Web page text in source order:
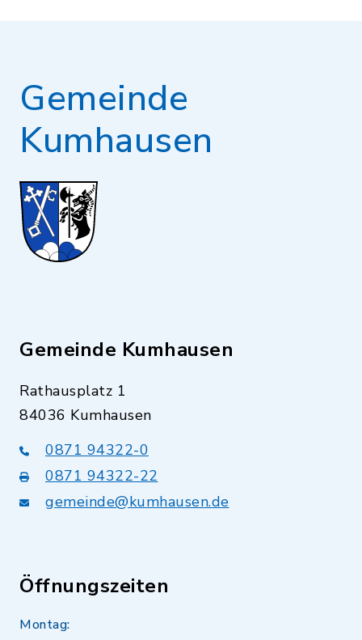
Gemeinde
Kumhausen
Gemeinde Kumhausen
Rathausplatz 1
84036 Kumhausen
0871 94322-0
0871 94322-22
gemeinde@kumhausen.de
Öffnungszeiten
Montag: